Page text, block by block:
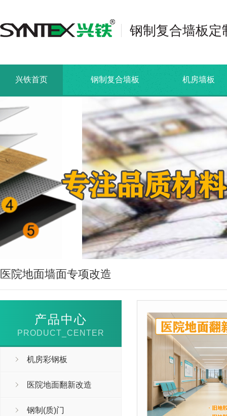
钢制复合墙板定
兴铁首页 钢制复合墙板 机房墙板
医院地面墙面专项改造
产品中心
PRODUCT_CENTER
机房彩钢板
医院地面翻新改造
钢制(质)门